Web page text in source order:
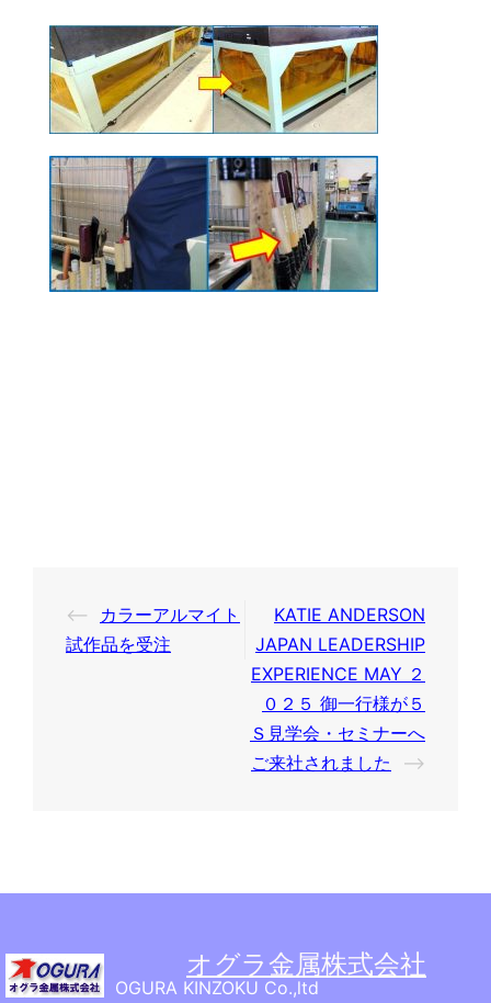
投
稿
⟵
カラーアルマイト
試作品を受注
KATIE ANDERSON
JAPAN LEADERSHIP
EXPERIENCE MAY ２
０２５ 御一行様が５
Ｓ見学会・セミナーへ
ご来社されました
⟶
オグラ金属株式会社
OGURA KINZOKU Co.,ltd